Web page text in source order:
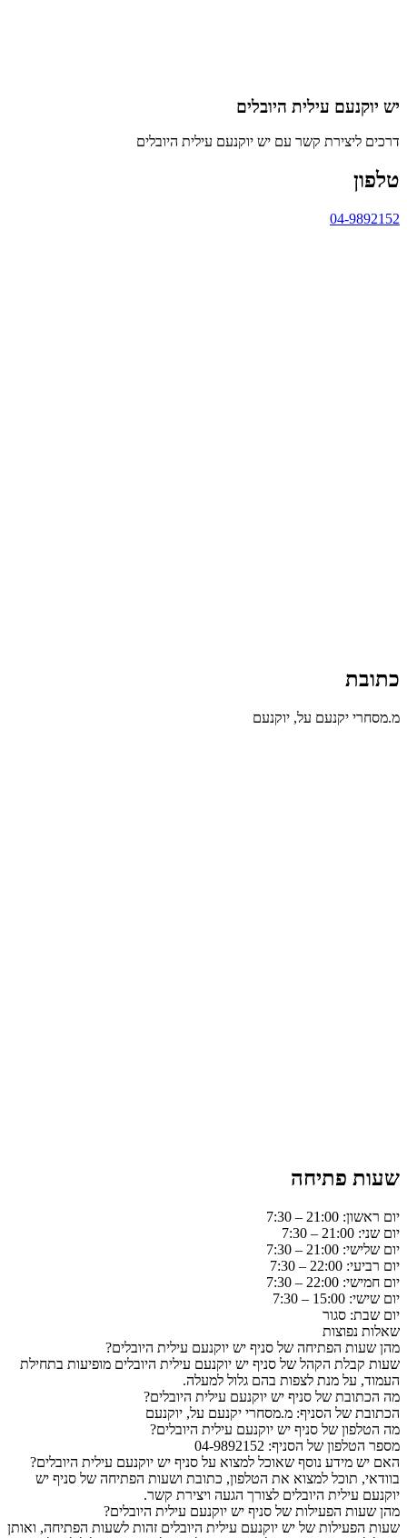
יש יוקנעם עילית היובלים
דרכים ליצירת קשר עם יש יוקנעם עילית היובלים
טלפון
04-9892152
כתובת
מ.מסחרי יקנעם על, יוקנעם
שעות פתיחה
יום ראשון: 21:00 – 7:30
יום שני: 21:00 – 7:30
יום שלישי: 21:00 – 7:30
יום רביעי: 22:00 – 7:30
יום חמישי: 22:00 – 7:30
יום שישי: 15:00 – 7:30
יום שבת: סגור
שאלות נפוצות
מהן שעות הפתיחה של סניף יש יוקנעם עילית היובלים?
שעות קבלת הקהל של סניף יש יוקנעם עילית היובלים מופיעות בתחילת
העמוד, על מנת לצפות בהם גלול למעלה.
מה הכתובת של סניף יש יוקנעם עילית היובלים?
הכתובת של הסניף: מ.מסחרי יקנעם על, יוקנעם
מה הטלפון של סניף יש יוקנעם עילית היובלים?
מספר הטלפון של הסניף: 04-9892152
האם יש מידע נוסף שאוכל למצוא על סניף יש יוקנעם עילית היובלים?
בוודאי, תוכל למצוא את הטלפון, כתובת ושעות הפתיחה של סניף יש
יוקנעם עילית היובלים לצורך הגעה ויצירת קשר.
מהן שעות הפעילות של סניף יש יוקנעם עילית היובלים?
שעות הפעילות של יש יוקנעם עילית היובלים זהות לשעות הפתיחה, ואותן